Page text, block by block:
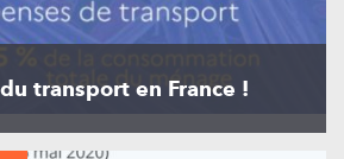
transport en France !